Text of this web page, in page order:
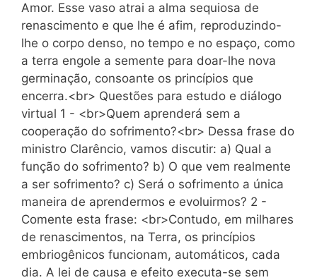
Amor. Esse vaso atrai a alma sequiosa de
renascimento e que lhe é afim, reproduzindo-
lhe o corpo denso, no tempo e no espaço, como
a terra engole a semente para doar-lhe nova
germinação, consoante os princípios que
encerra.<br> Questões para estudo e diálogo
virtual 1 - <br>Quem aprenderá sem a
cooperação do sofrimento?<br> Dessa frase do
ministro Clarêncio, vamos discutir: a) Qual a
função do sofrimento? b) O que vem realmente
a ser sofrimento? c) Será o sofrimento a única
maneira de aprendermos e evoluirmos? 2 -
Comente esta frase: <br>Contudo, em milhares
de renascimentos, na Terra, os princípios
embriogênicos funcionam, automáticos, cada
dia. A lei de causa e efeito executa-se sem